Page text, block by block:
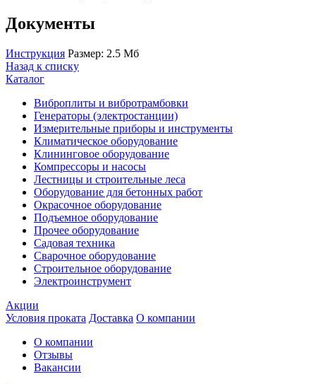
Документы
Инструкция Размер: 2.5 Мб
Назад к списку
Каталог
Виброплиты и вибротрамбовки
Генераторы (электростанции)
Измерительные приборы и инструменты
Климатическое оборудование
Клининговое оборудование
Компрессоры и насосы
Лестницы и строительные леса
Оборудование для бетонных работ
Окрасочное оборудование
Подъемное оборудование
Прочее оборудование
Садовая техника
Сварочное оборудование
Строительное оборудование
Электроинструмент
Акции
Условия проката Доставка О компании
О компании
Отзывы
Вакансии